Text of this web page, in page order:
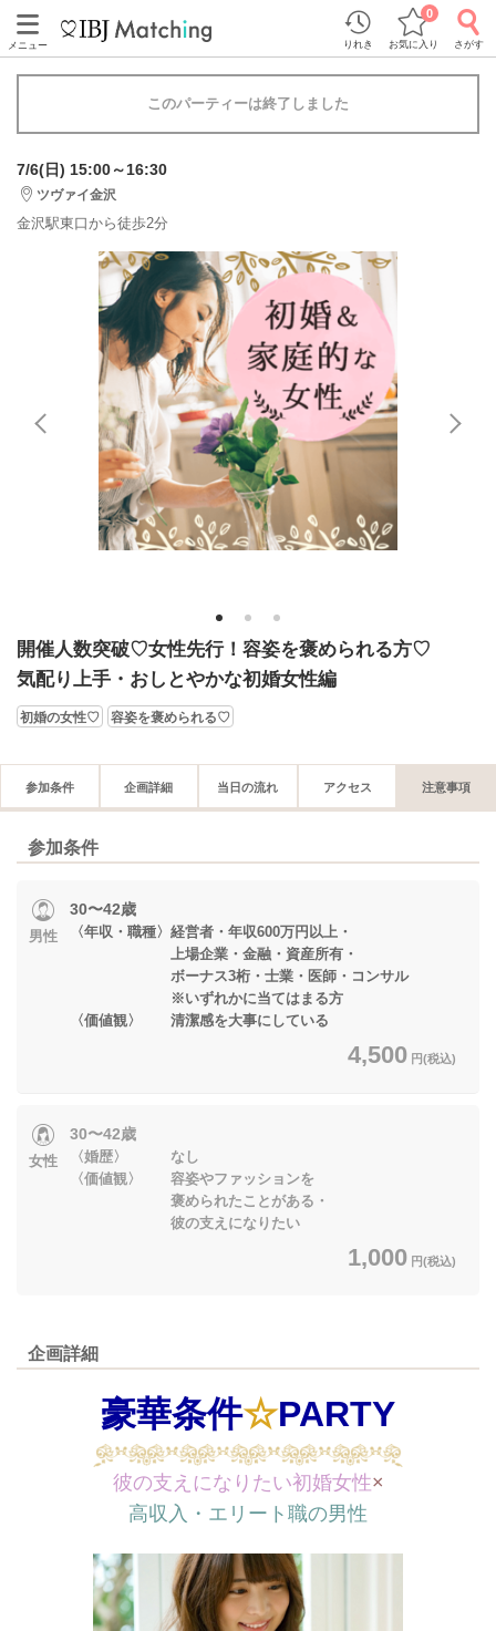
メニュー りれき お気に入り
0
さがす
このパーティーは終了しました
7/6(日) 15:00～16:30
ツヴァイ金沢
金沢駅東口から徒歩2分
1 2 3
開催人数突破♡女性先行！容姿を褒められる方♡
気配り上手・おしとやかな初婚女性編
初婚の女性♡ 容姿を褒められる♡
参加条件 企画詳細 当日の流れ アクセス 注意事項
参加条件
男性
30〜42歳
〈年収・職種〉経営者・年収600万円以上・
上場企業・金融・資産所有・
ボーナス3桁・士業・医師・コンサル
※いずれかに当てはまる方
〈価値観〉 清潔感を大事にしている
4,500 円(税込)
女性
30〜42歳
〈婚歴〉 なし
〈価値観〉 容姿やファッションを
褒められたことがある・
彼の支えになりたい
1,000 円(税込)
企画詳細
豪華条件☆PARTY
彼の支えになりたい初婚女性×
高収入・エリート職の男性